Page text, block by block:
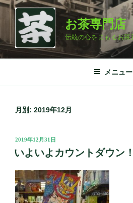
コ
ン
ツ
お茶専門
伝統の心をまもるお茶
メニュー
月別: 2019年12月
投
稿
日:
2019年12月31日
いよいよカウントダウン！